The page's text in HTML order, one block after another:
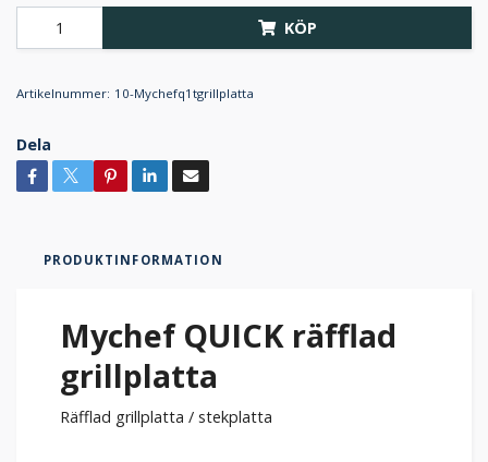
KÖP
Artikelnummer: 10-Mychefq1tgrillplatta
Dela
PRODUKTINFORMATION
Mychef QUICK räfflad
grillplatta
Räfflad grillplatta / stekplatta